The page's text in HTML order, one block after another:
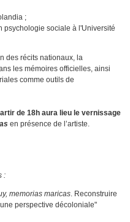
;
psychologie sociale à l'Université
des récits nationaux, la
les mémoires officielles, ainsi
comme outils de
de 18h aura lieu le vernissage
en présence de l’artiste.
:
memorias maricas. Reconstruire
perspective décoloniale"